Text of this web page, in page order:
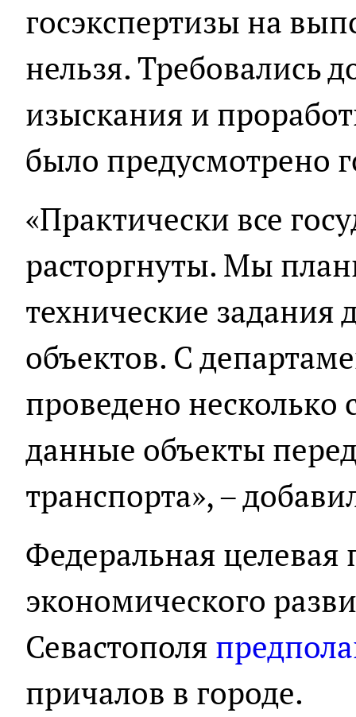
госэкспертизы на
нельзя. Требовались
изыскания и
было предусмотрено
«Практически все
расторгнуты. Мы
технические задания
объектов. С
проведено
данные объекты
транспорта», –
Федеральная
экономического
Севастополя
причалов в городе.